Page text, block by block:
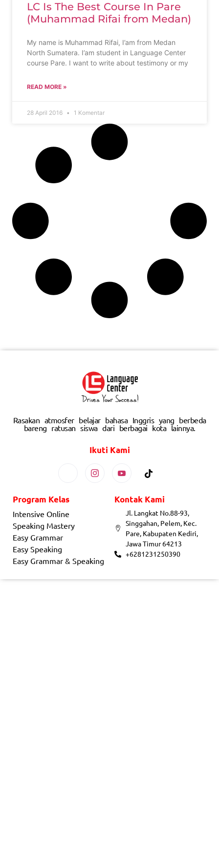
LC Is The Best Course In Pare
(Muhammad Rifai from Medan)
My name is Muhammad Rifai, I’am from Medan
North Sumatera. I’am student in Language Center
course Pare. I want to write about testimony or my
READ MORE »
28 April 2016 1 Komentar
Rasakan atmosfer belajar bahasa Inggris yang berbeda
bareng ratusan siswa dari berbagai kota lainnya.
Ikuti Kami
Program Kelas
Intensive Online
Speaking Mastery
Easy Grammar
Easy Speaking
Easy Grammar & Speaking
Kontak Kami
Jl. Langkat No.88-93,
Singgahan, Pelem, Kec.
Pare, Kabupaten Kediri,
Jawa Timur 64213
+6281231250390